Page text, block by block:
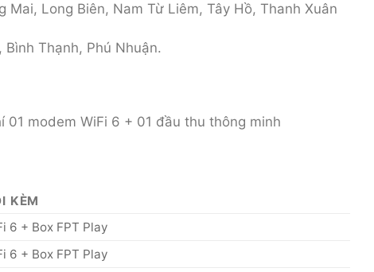
Long Biên, Nam Từ Liêm, Tây Hồ, Thanh Xuân
Bình Thạnh, Phú Nhuận.
modem WiFi 6 + 01 đầu thu thông minh
KÈM
6 + Box FPT Play
6 + Box FPT Play